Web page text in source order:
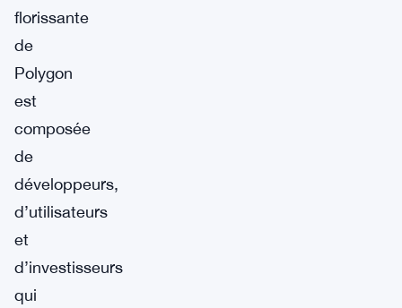
florissante
de
Polygon
est
composée
de
développeurs,
d’utilisateurs
et
d’investisseurs
qui